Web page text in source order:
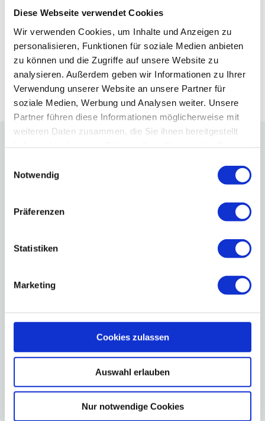
Diese Webseite verwendet Cookies
Wir verwenden Cookies, um Inhalte und Anzeigen zu
personalisieren, Funktionen für soziale Medien anbieten
zu können und die Zugriffe auf unsere Website zu
analysieren. Außerdem geben wir Informationen zu Ihrer
Verwendung unserer Website an unsere Partner für
soziale Medien, Werbung und Analysen weiter. Unsere
Partner führen diese Informationen möglicherweise mit
weiteren Daten zusammen, die Sie ihnen bereitgestellt
Notwendig
Präferenzen
Statistiken
Marketing
Cookies zulassen
Auswahl erlauben
Nur notwendige Cookies
Garantie, sondern das Kia
Qualitätsversprechen mit vollen 7 Jahren
Garantie bzw. bis 150.000 Kilometer
Laufleistung. Die darin enthaltene Garantie
gegen Durchrostung gilt bei einigen
Modellen sogar für 12 Jahre.